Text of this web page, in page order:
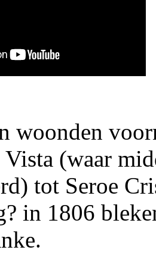
woonden
(waar
tot Seroe
in 1806